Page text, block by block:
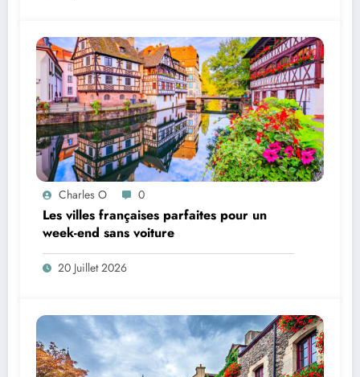
Charles O 0
Les villes françaises parfaites pour un
week-end sans voiture
20 Juillet 2026